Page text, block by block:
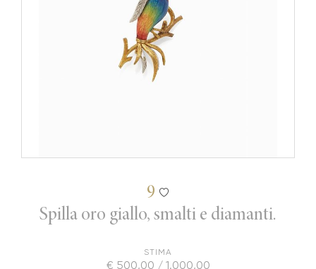
9
Spilla oro giallo, smalti e diamanti.
STIMA
€ 500,00 / 1.000,00